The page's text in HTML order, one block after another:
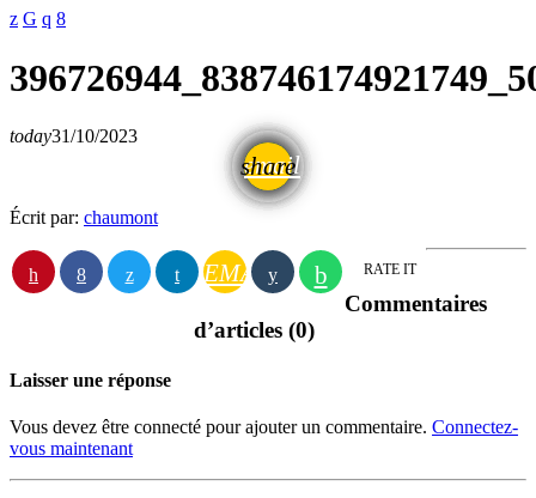
today31/10/2023
share
email
Écrit par: chaumont
EMAIL RATE IT
Commentaires
d’articles (0)
Laisser une réponse
Vous devez être connecté pour ajouter un commentaire. Connectez-
vous maintenant